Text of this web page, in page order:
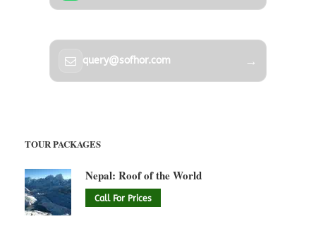
query@sofhor.com →
TOUR PACKAGES
Nepal: Roof of the World
Call For Prices